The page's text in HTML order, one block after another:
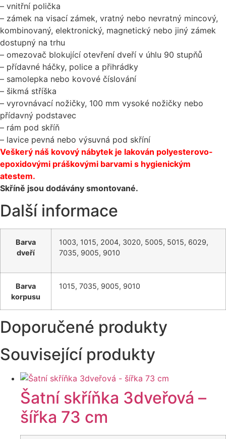
– vnitřní polička
– zámek na visací zámek, vratný nebo nevratný mincový,
kombinovaný, elektronický, magnetický nebo jiný zámek
dostupný na trhu
– omezovač blokující otevření dveří v úhlu 90 stupňů
– přídavné háčky, police a přihrádky
– samolepka nebo kovové číslování
– šikmá stříška
– vyrovnávací nožičky, 100 mm vysoké nožičky nebo
přídavný podstavec
– rám pod skříň
– lavice pevná nebo výsuvná pod skříní
Veškerý náš kovový nábytek je lakován polyesterovo-
epoxidovými práškovými barvami s hygienickým
atestem.
Skříně jsou dodávány smontované.
Další informace
Barva
dveří
1003, 1015, 2004, 3020, 5005, 5015, 6029,
7035, 9005, 9010
Barva
korpusu
1015, 7035, 9005, 9010
Doporučené produkty
Související produkty
Šatní skříňka 3dveřová –
šířka 73 cm